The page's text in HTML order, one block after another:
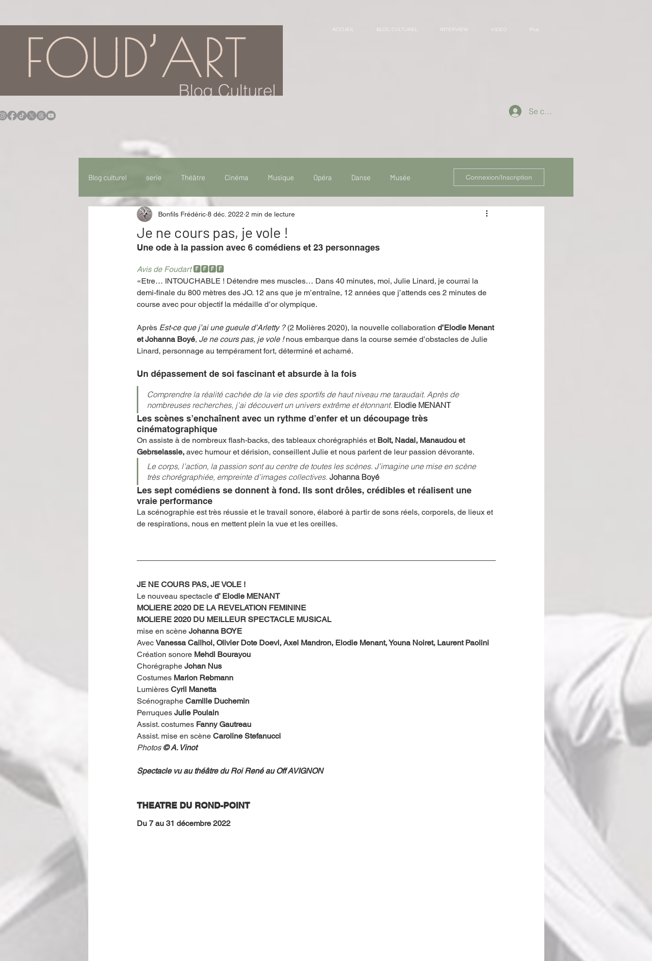
Blog Culturel
ACCUEIL BLOG CULTUREL INTERVIEW VIDEO Plus
Se connecter
Blog culturel serie Théâtre Cinéma Musique Opéra Danse Musée
Idées Sorties Idée de voyage Fooding - Restaurant
Coup de coeur Instructif
Événement Validé par Romane. Spécial Famille Littérature Cirque Interview
Offre spéciale Annuaire Théâtre - Musée Hommage
Connexion/Inscription
Je ne cours pas, je vole !
Bonfils Frédéric 8 déc. 2022 2 min de lecture
Une ode à la passion avec 6 comédiens et 23 personnages
Avis de Foudart 🅵🅵🅵🅵
«Etre… INTOUCHABLE ! Détendre mes muscles… Dans 40 minutes, moi, Julie Linard, je courrai la
demi-finale du 800 mètres des JO. 12 ans que je m’entraîne, 12 années que j’attends ces 2 minutes de
course avec pour objectif la médaille d’or olympique.
Après Est-ce que j’ai une gueule d’Arletty ? (2 Molières 2020), la nouvelle collaboration d’Elodie Menant
et Johanna Boyé, Je ne cours pas, je vole ! nous embarque dans la course semée d’obstacles de Julie
Linard, personnage au tempérament fort, déterminé et acharné.
Un dépassement de soi fascinant et absurde à la fois
Comprendre la réalité cachée de la vie des sportifs de haut niveau me taraudait. Après de
nombreuses recherches, j’ai découvert un univers extrême et étonnant. Elodie MENANT
Les scènes s’enchaînent avec un rythme d’enfer et un découpage très
cinématographique
On assiste à de nombreux flash-backs, des tableaux chorégraphiés et Bolt, Nadal, Manaudou et
Gebrselassie, avec humour et dérision, conseillent Julie et nous parlent de leur passion dévorante.
Le corps, l’action, la passion sont au centre de toutes les scènes. J’imagine une mise en scène
très chorégraphiée, empreinte d’images collectives. Johanna Boyé
Les sept comédiens se donnent à fond. Ils sont drôles, crédibles et réalisent une
vraie performance
La scénographie est très réussie et le travail sonore, élaboré à partir de sons réels, corporels, de lieux et
de respirations, nous en mettent plein la vue et les oreilles.
JE NE COURS PAS, JE VOLE !
Le nouveau spectacle d’ Elodie MENANT
MOLIERE 2020 DE LA REVELATION FEMININE
MOLIERE 2020 DU MEILLEUR SPECTACLE MUSICAL
mise en scène Johanna BOYE
Avec Vanessa Cailhol, Olivier Dote Doevi, Axel Mandron, Elodie Menant, Youna Noiret, Laurent Paolini
Création sonore Mehdi Bourayou
Chorégraphe Johan Nus
Costumes Marion Rebmann
Lumières Cyril Manetta
Scénographe Camille Duchemin
Perruques Julie Poulain
Assist. costumes Fanny Gautreau
Assist. mise en scène Caroline Stefanucci
Photos © A. Vinot
Spectacle vu au théâtre du Roi René au Off AVIGNON
THEATRE DU ROND-POINT
Du 7 au 31 décembre 2022